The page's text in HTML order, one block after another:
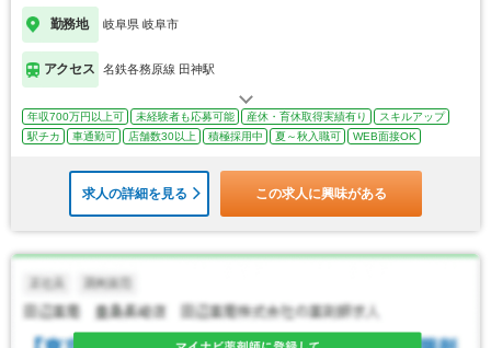
勤務地 岐阜県 岐阜市
アクセス 名鉄各務原線 田神駅
年収700万円以上可 未経験者も応募可能 産休・育休取得実績有り
スキルアップ
駅チカ
車通勤可 店舗数30以上 積極採用中 夏～秋入職可 WEB面接OK
求人の詳細を見る この求人に興味がある